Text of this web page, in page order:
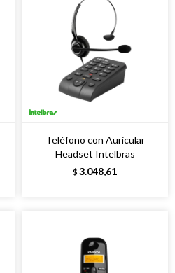
Teléfono con Auricular
Headset Intelbras
$ 3.048,61